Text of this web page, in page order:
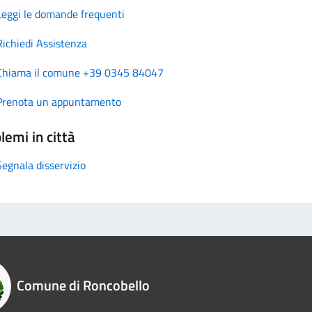
le domande frequenti
Assistenza
il comune +39 0345 84047
un appuntamento
in città
disservizio
Comune di Roncobello